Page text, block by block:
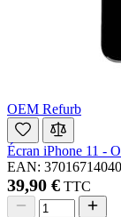
OEM Refurb
Écran iPhone 11 -
EAN:
39,90 € TTC